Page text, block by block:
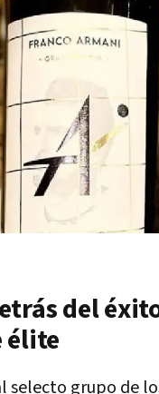
del
élite
selecto grupo de